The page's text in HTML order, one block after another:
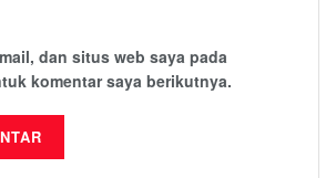
dan situs web saya pada
komentar saya berikutnya.